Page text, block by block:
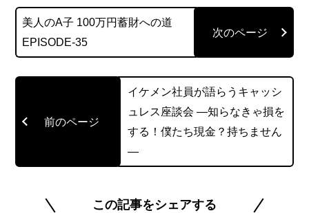
美人のA子 100万円蓄財への道
EPISODE-35
イケメン社員が語らうキャッシ
ュレス座談会 ―知らなきゃ損を
する！僕たち現金？持ちません
―
この記事をシェアする